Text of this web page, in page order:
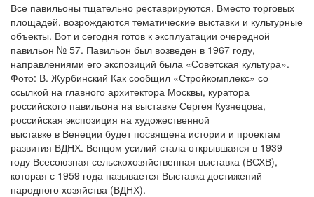
Все павильоны тщательно реставрируются. Вместо торговых
площадей, возрождаются тематические выставки и культурные
объекты. Вот и сегодня готов к эксплуатации очередной
павильон № 57. Павильон был возведен в 1967 году,
направлениями его экспозиций была «Советская культура».
Фото: В. Журбинский Как сообщил «Стройкомплекс» со
ссылкой на главного архитектора Москвы, куратора
российского павильона на выставке Сергея Кузнецова,
российская экспозиция на художественной
выставке в Венеции будет посвящена истории и проектам
развития ВДНХ. Венцом усилий стала открывшаяся в 1939
году Всесоюзная сельскохозяйственная выставка (ВСХВ),
которая с 1959 года называется Выставка достижений
народного хозяйства (ВДНХ).